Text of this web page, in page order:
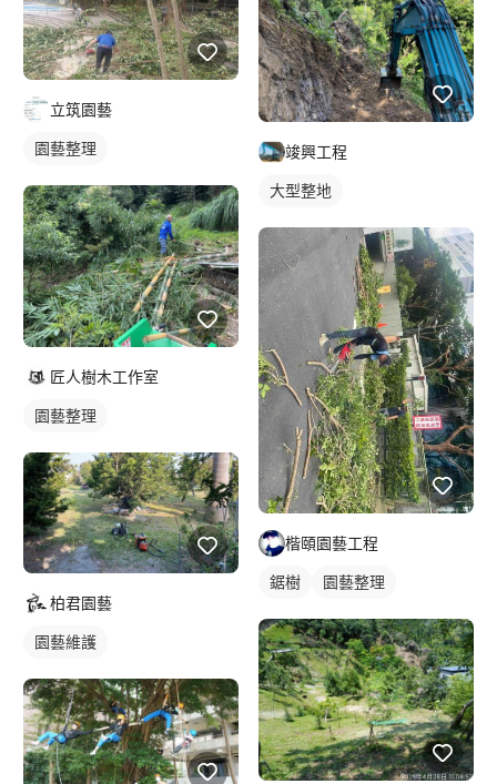
立筑園藝
園藝整理
匠人樹木工作室
園藝整理
柏君園藝
園藝維護
竣興工程
大型整地
楷頤園藝工程
鋸樹 園藝整理